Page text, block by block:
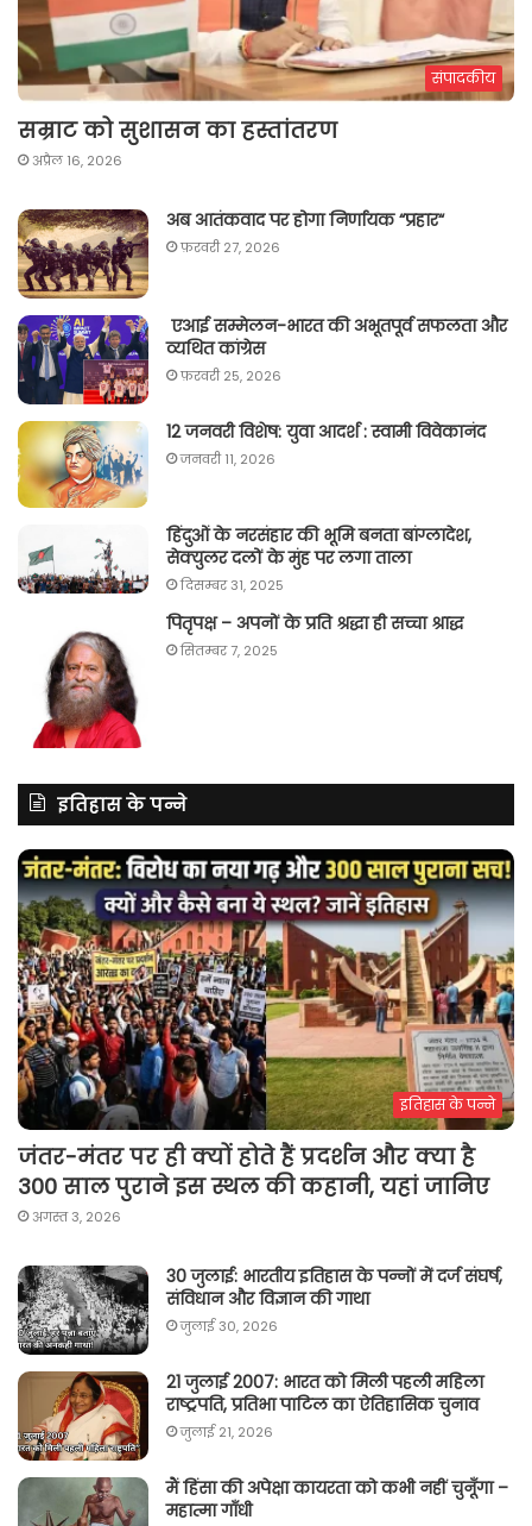
संपादकीय
सम्राट को सुशासन का हस्तांतरण
अप्रैल 16, 2026
अब आतंकवाद पर होगा निर्णायक “प्रहार“
फ़रवरी 27, 2026
एआई सम्मेलन-भारत की अभूतपूर्व सफलता और
व्यथित कांग्रेस
फ़रवरी 25, 2026
12 जनवरी विशेष: युवा आदर्श : स्वामी विवेकानंद
जनवरी 11, 2026
हिंदुओं के नरसंहार की भूमि बनता बांग्लादेश,
सेक्युलर दलों के मुंह पर लगा ताला
दिसम्बर 31, 2025
पितृपक्ष – अपनों के प्रति श्रद्धा ही सच्चा श्राद्ध
सितम्बर 7, 2025
इतिहास के पन्ने
इतिहास के पन्ने
जंतर-मंतर पर ही क्यों होते हैं प्रदर्शन और क्या है
300 साल पुराने इस स्थल की कहानी, यहां जानिए
अगस्त 3, 2026
30 जुलाई: भारतीय इतिहास के पन्नों में दर्ज संघर्ष,
संविधान और विज्ञान की गाथा
जुलाई 30, 2026
21 जुलाई 2007: भारत को मिली पहली महिला
राष्ट्रपति, प्रतिभा पाटिल का ऐतिहासिक चुनाव
जुलाई 21, 2026
मैं हिंसा की अपेक्षा कायरता को कभी नहीं चुनूँगा –
महात्मा गाँधी